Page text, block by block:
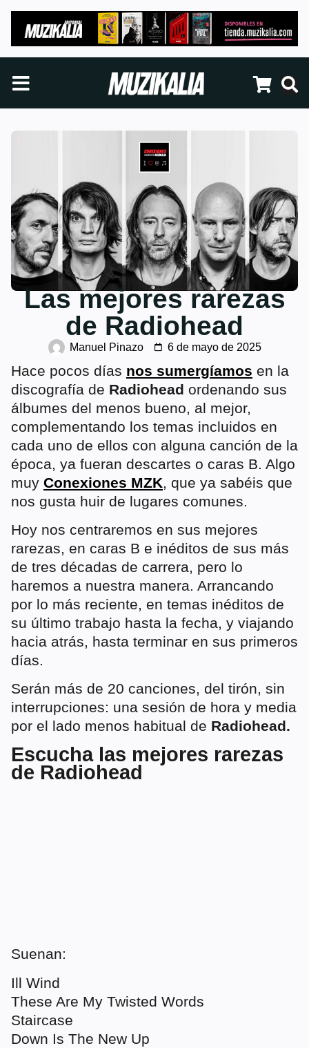
Las mejores rarezas
de Radiohead
Manuel Pinazo 6 de mayo de 2025
Hace pocos días nos sumergíamos en la
discografía de Radiohead ordenando sus
álbumes del menos bueno, al mejor,
complementando los temas incluidos en
cada uno de ellos con alguna canción de la
época, ya fueran descartes o caras B. Algo
muy Conexiones MZK, que ya sabéis que
nos gusta huir de lugares comunes.
Hoy nos centraremos en sus mejores
rarezas, en caras B e inéditos de sus más
de tres décadas de carrera, pero lo
haremos a nuestra manera. Arrancando
por lo más reciente, en temas inéditos de
su último trabajo hasta la fecha, y viajando
hacia atrás, hasta terminar en sus primeros
días.
Serán más de 20 canciones, del tirón, sin
interrupciones: una sesión de hora y media
por el lado menos habitual de Radiohead.
Escucha las mejores rarezas
de Radiohead
Suenan:
Ill Wind
These Are My Twisted Words
Staircase
Down Is The New Up